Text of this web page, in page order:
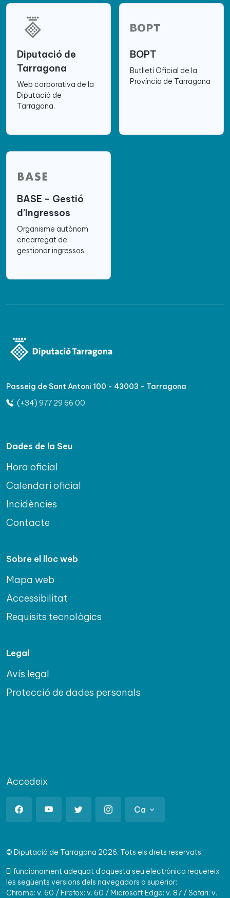
Diputació de
Tarragona
Web corporativa de la
Diputació de
Tarragona.
BOPT
Butlletí Oficial de la
Província de Tarragona
BASE – Gestió
d’Ingressos
Organisme autònom
encarregat de
gestionar ingressos.
Passeig de Sant Antoni 100 - 43003 - Tarragona
(+34) 977 29 66 00
Dades de la Seu
Hora oficial
Calendari oficial
Incidències
Contacte
Sobre el lloc web
Mapa web
Accessibilitat
Requisits tecnològics
Legal
Avís legal
Protecció de dades personals
Accedeix
Ca
© Diputació de Tarragona 2026. Tots els drets reservats.
El funcionament adequat d'aquesta seu electrònica requereix
les següents versions dels navegadors o superior:
Chrome: v. 60 / Firefox: v. 60 / Microsoft Edge: v. 87 / Safari: v.